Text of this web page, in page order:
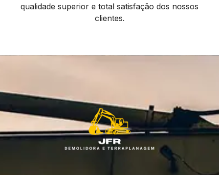
qualidade superior e total satisfação dos nossos
clientes.